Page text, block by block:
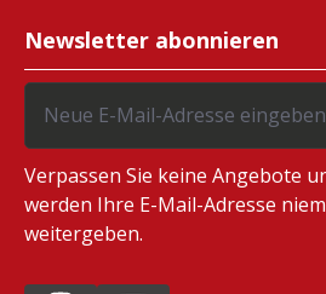
Newsletter abonnieren
Verpassen Sie keine Angebote
werden Ihre E-Mail-Adresse
weitergeben.